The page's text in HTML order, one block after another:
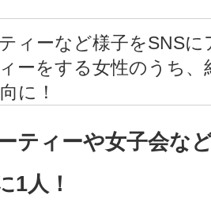
ィーなど様子をSNS
ーをする女性のうち
に！
ティーや女子会な
1人！